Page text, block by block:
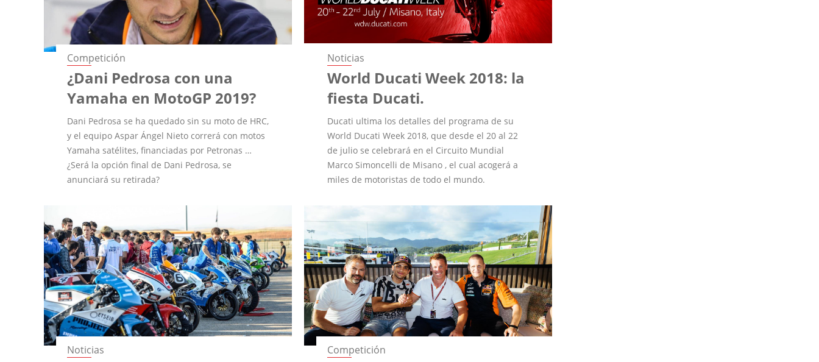
Competición
¿Dani Pedrosa con una
Yamaha en MotoGP 2019?
Dani Pedrosa se ha quedado sin su moto de HRC,
y el equipo Aspar Ángel Nieto correrá con motos
Yamaha satélites, financiadas por Petronas …
¿Será la opción final de Dani Pedrosa, se
anunciará su retirada?
Noticias
World Ducati Week 2018: la
fiesta Ducati.
Ducati ultima los detalles del programa de su
World Ducati Week 2018, que desde el 20 al 22
de julio se celebrará en el Circuito Mundial
Marco Simoncelli de Misano , el cual acogerá a
miles de motoristas de todo el mundo.
Noticias Competición